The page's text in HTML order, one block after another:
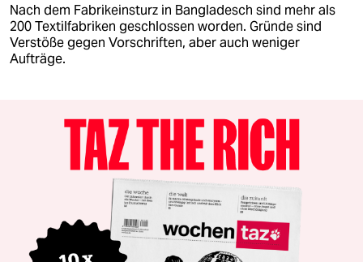
Nach dem Fabrikeinsturz in Bangladesch sind mehr als
200 Textilfabriken geschlossen worden. Gründe sind
Verstöße gegen Vorschriften, aber auch weniger
Aufträge.